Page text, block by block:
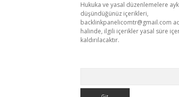
Hukuka ve yasal düzenlemelere
düşündüğünüz içerikleri,
backlinkpanelicomtr@gmail.com
halinde, ilgili içerikler yasal süre
kaldırılacaktır.